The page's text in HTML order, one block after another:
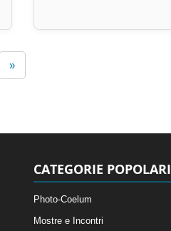
»
CATEGORIE POPOLARI
Photo-Coelum
Mostre e Incontri